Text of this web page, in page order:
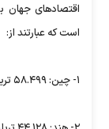
اقتصادهای جهان
است که عبارتند از:
۱- چین: ۵۸.۴۹۹ تریلیون دلار